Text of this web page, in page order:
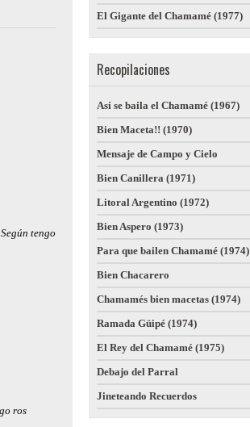
tengo
ros
El Gigante del Chamamé (1977)
Recopilaciones
Así se baila el Chamamé (1967)
Bien Maceta!! (1970)
Mensaje de Campo y Cielo
Bien Canillera (1971)
Litoral Argentino (1972)
Bien Aspero (1973)
Para que bailen Chamamé (1974)
Bien Chacarero
Chamamés bien macetas (1974)
Ramada Güipé (1974)
El Rey del Chamamé (1975)
Debajo del Parral
Jineteando Recuerdos